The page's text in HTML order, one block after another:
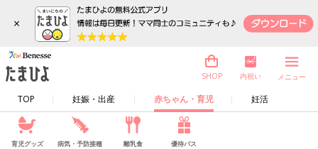
×
TOP 妊娠・出産 赤ちゃん・育児 妊活
SHOP 内祝い メニュー
育児グッズ 病気・予防接種 離乳食 優待パス